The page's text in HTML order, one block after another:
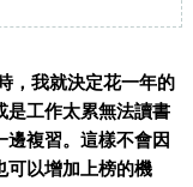
，我就決定花一年的
是工作太累無法讀書
邊複習。這樣不會因
可以增加上榜的機